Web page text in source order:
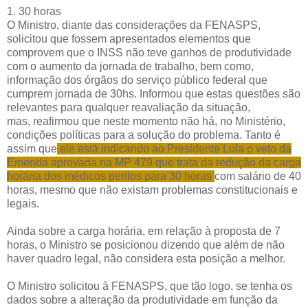
1. 30 horas
O Ministro, diante das considerações da FENASPS,
solicitou que fossem apresentados elementos que
comprovem que o INSS não teve ganhos de produtividade
com o aumento da jornada de trabalho, bem como,
informação dos órgãos do serviço público federal que
cumprem jornada de 30hs. Informou que estas questões são
relevantes para qualquer reavaliação da situação,
mas, reafirmou que neste momento não há, no Ministério,
condições políticas para a solução do problema. Tanto é
assim que ele está indicando ao Presidente Lula o veto da
Emenda aprovada na MP 479 que trata da redução da carga
horária dos médicos peritos para 30 horas com salário de 40
horas, mesmo que não existam problemas constitucionais e
legais.
Ainda sobre a carga horária, em relação à proposta de 7
horas, o Ministro se posicionou dizendo que além de não
haver quadro legal, não considera esta posição a melhor.
O Ministro solicitou à FENASPS, que tão logo, se tenha os
dados sobre a alteração da produtividade em função da